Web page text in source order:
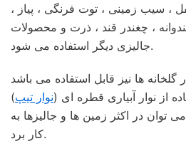
، سیب زمینی ، توت فرنگی ، پیاز ،
، چغندر قند ، ذرت و محصولات
جالیزی دیگر استفاده می شود.
از نوار آبیاری قطره ای (نوار تیپ)
توان در اکثر زمین ها و جالیزها به
کار برد.